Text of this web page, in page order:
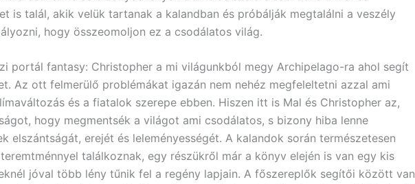
is talál, akik velük tartanak a kalandban és próbálják megtalálni a veszély
hogy összeomoljon ez a csodálatos világ.
portál fantasy: Christopher a mi világunkból megy Archipelago-ra ahol segít
Az ott felmerülő problémákat igazán nem nehéz megfeleltetni azzal ami
és a fiatalok szerepe ebben. Hiszen itt is Mal és Christopher az,
hogy megmentsék a világot ami csodálatos, s bizony hiba lenne
elszántságát, erejét és leleményességét. A kalandok során természetesen
találkoznak, egy részükről már a könyv elején is van egy kis
jóval több lény tűnik fel a regény lapjain. A főszereplők segítői között van